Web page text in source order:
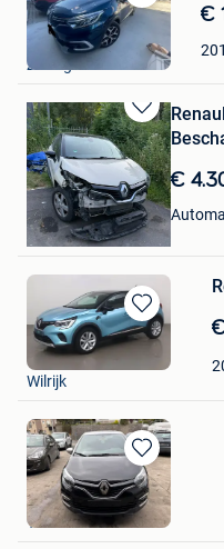
Bewaren
in
Favorieten
€
J&SMotors
Zedelgem
Bewaren
in
Mijn
Favorieten
€
Nettoyage Extérieur
Herstal
Bewaren
in
Cardoen
Wilrijk
Bewaren
in
Mijn
Favorieten
Kv cars
Tubize